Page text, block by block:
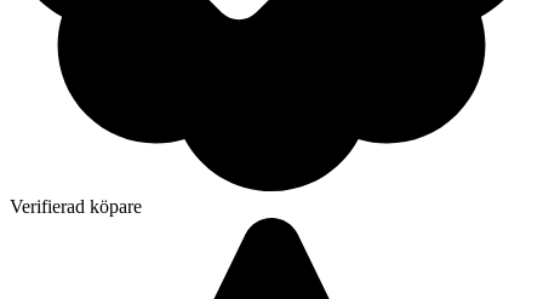
Verifierad köpare